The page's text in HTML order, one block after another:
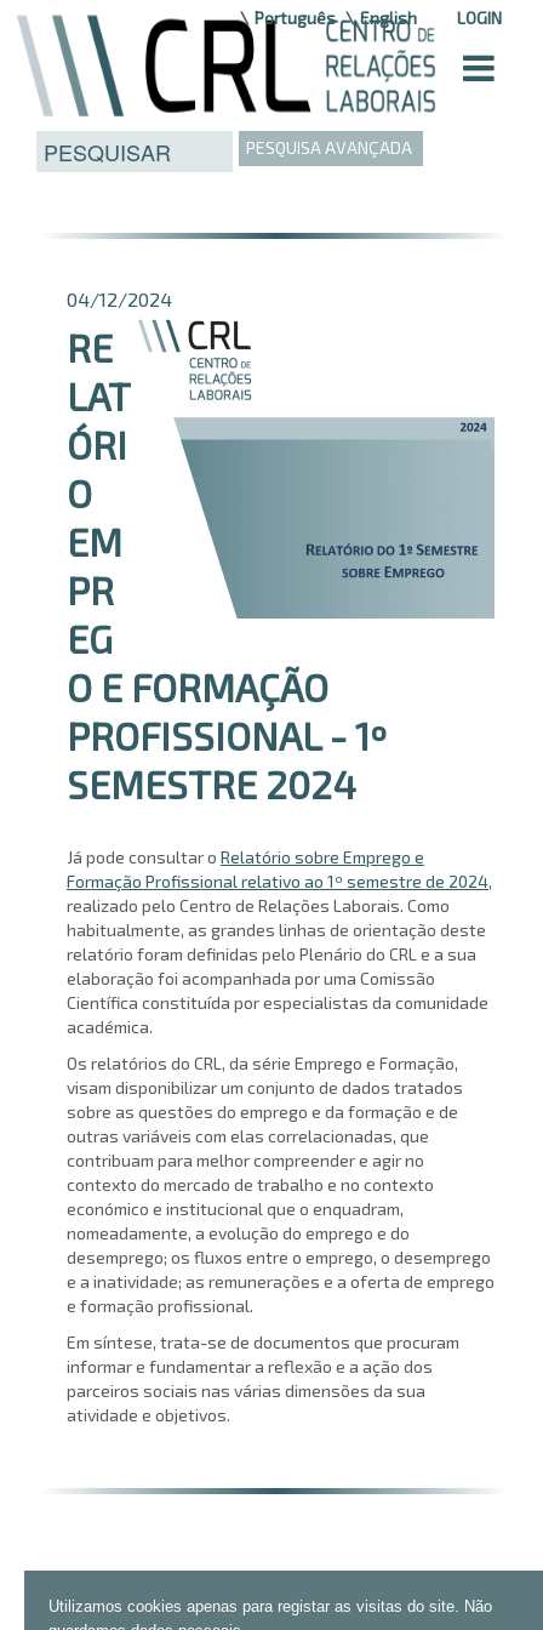
Saltar para o conteúdo LOGIN
Português English
PESQUISA AVANÇADA
Utilizamos cookies apenas para registar as visitas do site. Não
04/12/2024
RE
LAT
ÓRI
O
EM
PR
EG
O E FORMAÇÃO
PROFISSIONAL - 1º
SEMESTRE 2024
Já pode consultar o Relatório sobre Emprego e
Formação Profissional relativo ao 1º semestre de 2024,
realizado pelo Centro de Relações Laborais. Como
habitualmente, as grandes linhas de orientação deste
relatório foram definidas pelo Plenário do CRL e a sua
elaboração foi acompanhada por uma Comissão
Científica constituída por especialistas da comunidade
académica.
Os relatórios do CRL, da série Emprego e Formação,
visam disponibilizar um conjunto de dados tratados
sobre as questões do emprego e da formação e de
outras variáveis com elas correlacionadas, que
contribuam para melhor compreender e agir no
contexto do mercado de trabalho e no contexto
económico e institucional que o enquadram,
nomeadamente, a evolução do emprego e do
desemprego; os fluxos entre o emprego, o desemprego
e a inatividade; as remunerações e a oferta de emprego
e formação profissional.
Em síntese, trata-se de documentos que procuram
informar e fundamentar a reflexão e a ação dos
parceiros sociais nas várias dimensões da sua
atividade e objetivos.